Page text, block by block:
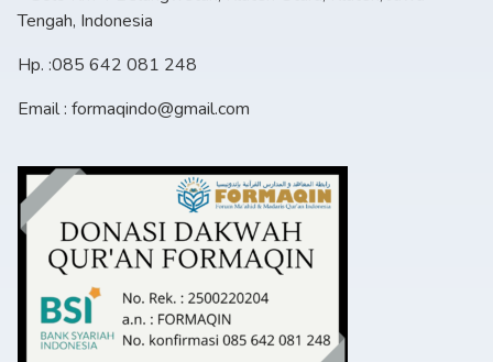
Tengah, Indonesia
Hp. :085 642 081 248
Email : formaqindo@gmail.com